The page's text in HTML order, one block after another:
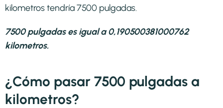
kilometros tendría 7500 pulgadas.
7500 pulgadas es igual a 0,190500381000762
kilometros.
¿Cómo pasar 7500 pulgadas a
kilometros?